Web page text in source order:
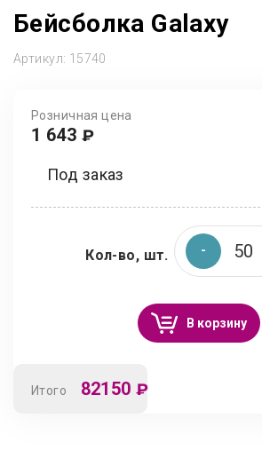
Бейсболка Galaxy
Артикул: 15740
Розничная цена
1 643 ₽
Под заказ
Кол-во, шт.
В корзину
Итого 82150 ₽